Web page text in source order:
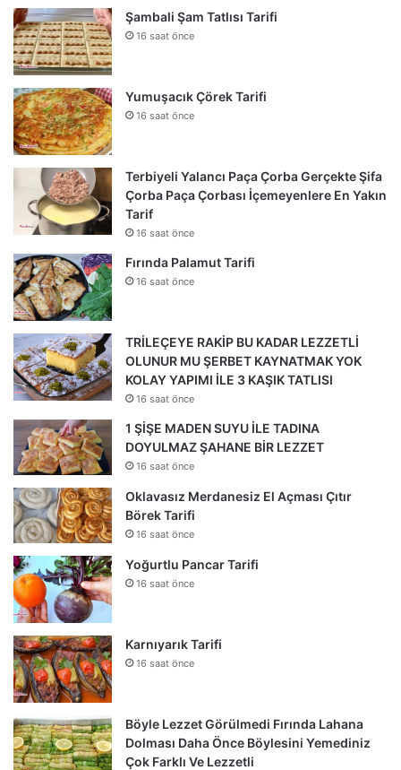
Şambali Şam Tatlısı Tarifi
16 saat önce
Yumuşacık Çörek Tarifi
16 saat önce
Terbiyeli Yalancı Paça Çorba Gerçekte Şifa
Çorba Paça Çorbası İçemeyenlere En Yakın
Tarif
16 saat önce
Fırında Palamut Tarifi
16 saat önce
TRİLEÇEYE RAKİP BU KADAR LEZZETLİ
OLUNUR MU ŞERBET KAYNATMAK YOK
KOLAY YAPIMI İLE 3 KAŞIK TATLISI
16 saat önce
1 ŞİŞE MADEN SUYU İLE TADINA
DOYULMAZ ŞAHANE BİR LEZZET
16 saat önce
Oklavasız Merdanesiz El Açması Çıtır
Börek Tarifi
16 saat önce
Yoğurtlu Pancar Tarifi
16 saat önce
Karnıyarık Tarifi
16 saat önce
Böyle Lezzet Görülmedi Fırında Lahana
Dolması Daha Önce Böylesini Yemediniz
Çok Farklı Ve Lezzetli